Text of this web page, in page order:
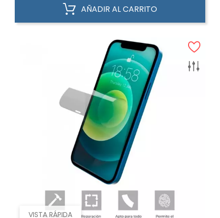
AÑADIR AL CARRITO
VISTA RÁPIDA